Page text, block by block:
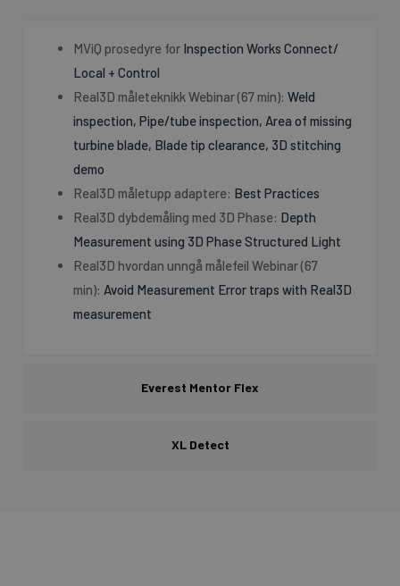
Everest Mentor Flex
XL Detect
MViQ prosedyre for Inspection Works Connect/
Local + Control
Real3D måleteknikk Webinar (67 min): Weld
inspection, Pipe/tube inspection, Area of missing
turbine blade, Blade tip clearance, 3D stitching
demo
Real3D måletupp adaptere: Best Practices
Real3D dybdemåling med 3D Phase: Depth
Measurement using 3D Phase Structured Light
Real3D hvordan unngå målefeil Webinar (67
min): Avoid Measurement Error traps with Real3D
measurement